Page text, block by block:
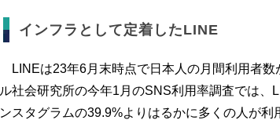
インフラとして定着したLINE
LINEは23年6月末時点で日本人の月間利用者数
ル社会研究所の今年1月のSNS利用率調査では、
ンスタグラムの39.9%よりはるかに多くの人が利